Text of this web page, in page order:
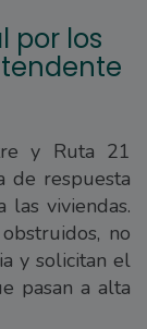
por los
y Ruta 21
de respuesta
viviendas.
no
y solicitan el
pasan a alta